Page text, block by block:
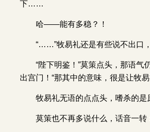
下……
哈——能有多稳？！
“……”牧易礼还是有些说不出口
“陛下明鉴！”莫策点头，那语
出宫门！“那其中的意味，很是让牧
牧易礼无语的点点头，嗜杀的是
莫策也不再多说什么，话音一转